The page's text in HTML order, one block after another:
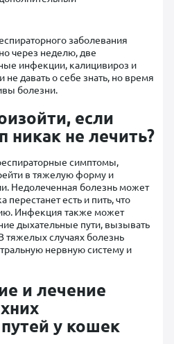
заболевания
через неделю, две
инфекции, калицивироз и
не давать о себе знать, но время
болезни.
если
никак не лечить?
симптомы,
в тяжелую форму и
Недолеченная болезнь может
перестанет есть и пить, что
Инфекция также может
дыхательные пути, вызывать
тяжелых случаях болезнь
нервную систему и
и лечение
у кошек